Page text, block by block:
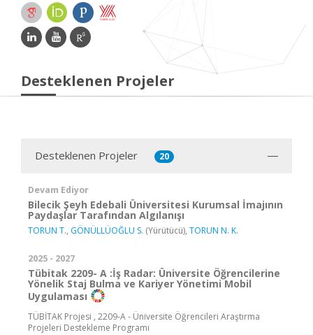
Desteklenen Projeler
Desteklenen Projeler 20
Devam Ediyor
Bilecik Şeyh Edebali Üniversitesi Kurumsal İmajının
Paydaşlar Tarafından Algılanışı
TORUN T., GÖNÜLLÜOĞLU S. (Yürütücü), TORUN N. K.
2025 - 2027
Tübitak 2209- A :İş Radar: Üniversite Öğrencilerine
Yönelik Staj Bulma ve Kariyer Yönetimi Mobil
Uygulaması
TÜBİTAK Projesi , 2209-A - Üniversite Öğrencileri Araştırma
Projeleri Destekleme Programı